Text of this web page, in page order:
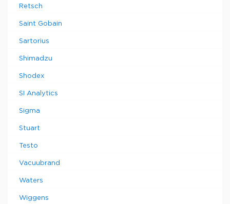
Retsch
Saint Gobain
Sartorius
Shimadzu
Shodex
SI Analytics
Sigma
Stuart
Testo
Vacuubrand
Waters
Wiggens